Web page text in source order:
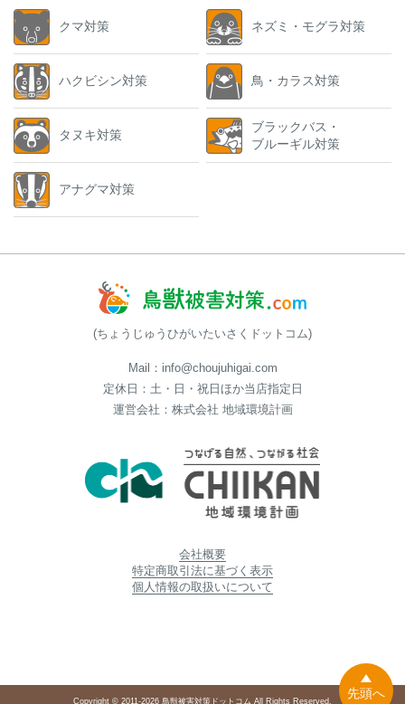
クマ対策
ハクビシン対策
タヌキ対策
アナグマ対策
ネズミ・モグラ対策
鳥・カラス対策
ブラックバス・
ブルーギル対策
(ちょうじゅうひがいたいさくドットコム)
Mail：info@choujuhigai.com
定休日：土・日・祝日ほか当店指定日
運営会社：株式会社 地域環境計画
会社概要
特定商取引法に基づく表示
個人情報の取扱いについて
Copyright © 2011-2026 鳥獣被害対策ドットコム All Rights Reserved.
先頭へ